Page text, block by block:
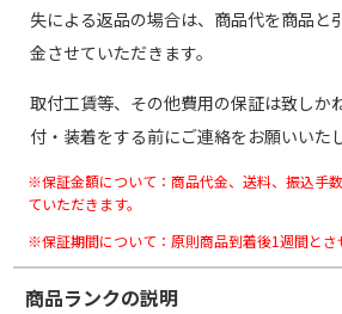
失による返品の場合は、商品代を商品と
金させていただきます。
取付工賃等、その他費用の保証は致しか
付・装着をする前にご連絡をお願いいた
※保証金額について：商品代金、送料、振込手
ていただきます。
※保証期間について：原則商品到着後1週間とさ
商品ランクの説明